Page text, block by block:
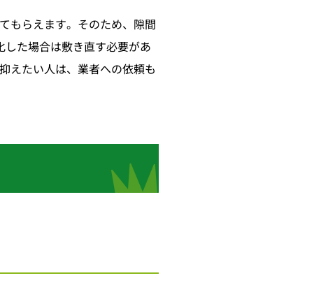
もらえます。そのため、隙間
た場合は敷き直す必要があ
えたい人は、業者への依頼も